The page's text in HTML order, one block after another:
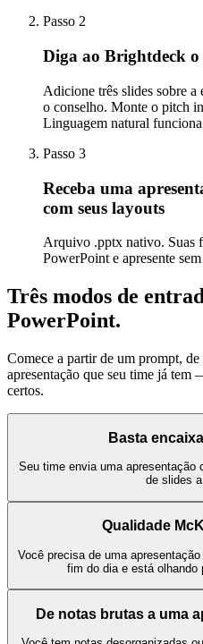
Passo 2
Diga ao Brightdeck o
Adicione três slides sobre a
o conselho. Monte o pitch
Linguagem natural
Passo 3
Receba uma
com seus layouts
Arquivo .pptx nativo. Suas
PowerPoint e apresente
Três modos de
PowerPoint.
Comece a partir de um prompt,
apresentação que seu time já
certos.
Basta
Seu time envia uma apresentação
de slides
Qualidade
Você precisa de uma
fim do dia e está olhando
De notas brutas a uma